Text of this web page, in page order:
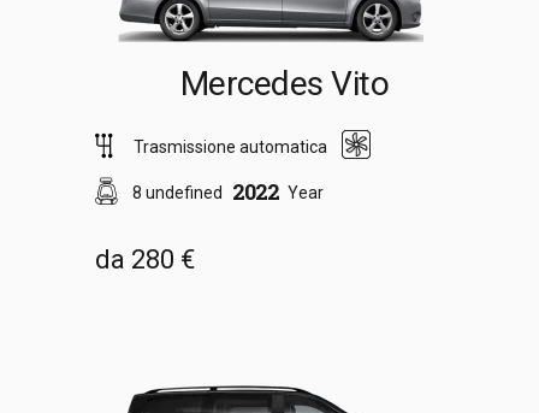
Mercedes Vito
Trasmissione automatica
8 undefined 2022 Year
da 280 €